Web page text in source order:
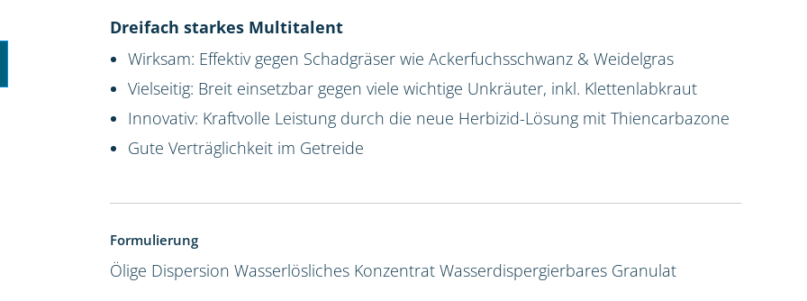
Dreifach starkes Multitalent
Wirksam: Effektiv gegen Schadgräser wie Ackerfuchsschwanz & Weidelgras
Vielseitig: Breit einsetzbar gegen viele wichtige Unkräuter, inkl. Klettenlabkraut
Innovativ: Kraftvolle Leistung durch die neue Herbizid-Lösung mit Thiencarbazone
Gute Verträglichkeit im Getreide
Formulierung
Ölige Dispersion Wasserlösliches Konzentrat Wasserdispergierbares Granulat